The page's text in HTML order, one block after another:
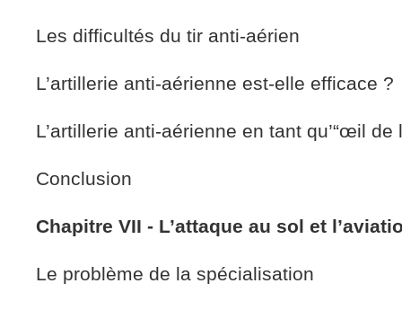
Les difficultés du tir anti-aérien
L’artillerie anti-aérienne est-elle efficace ?
L’artillerie anti-aérienne en tant qu’“œil de
Conclusion
Chapitre VII ‑ L’attaque au sol et
Le problème de la spécialisation